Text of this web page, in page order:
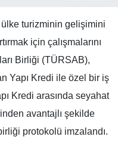
ülke turizminin gelişimini
için çalışmalarını
Birliği (TÜRSAB),
Yapı Kredi ile özel bir iş
Kredi arasında seyahat
avantajlı şekilde
protokolü imzalandı.